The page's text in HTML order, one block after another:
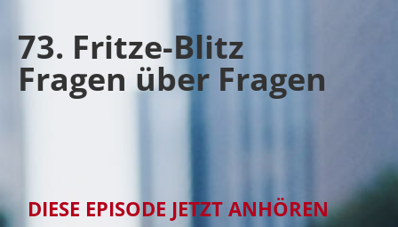
73. Fritze-Blitz
Fragen über Fragen
DIESE EPISODE JETZT ANHÖREN